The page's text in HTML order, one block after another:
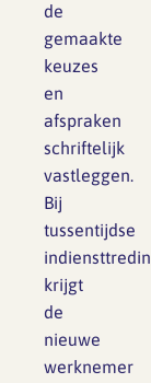
de
gemaakte
keuzes
en
afspraken
schriftelijk
vastleggen.
Bij
tussentijdse
krijgt
de
nieuwe
werknemer